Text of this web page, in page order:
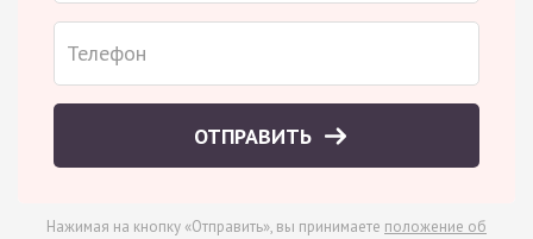
ОТПРАВИТЬ
Нажимая на кнопку «Отправить», вы принимаете положение об